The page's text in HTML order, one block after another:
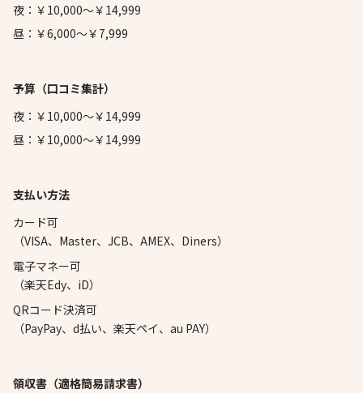
夜：￥10,000～￥14,999
昼：￥6,000～￥7,999
予算 （口コミ集計）
夜：￥10,000～￥14,999
昼：￥10,000～￥14,999
支払い方法
カード可
（VISA、Master、JCB、AMEX、Diners）
電子マネー可
（楽天Edy、iD）
QRコード決済可
（PayPay、d払い、楽天ペイ、au PAY）
領収書（適格簡易請求書）